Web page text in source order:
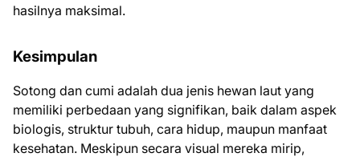
hasilnya maksimal.
Kesimpulan
Sotong dan cumi adalah dua jenis hewan laut yang
memiliki perbedaan yang signifikan, baik dalam aspek
biologis, struktur tubuh, cara hidup, maupun manfaat
kesehatan. Meskipun secara visual mereka mirip,